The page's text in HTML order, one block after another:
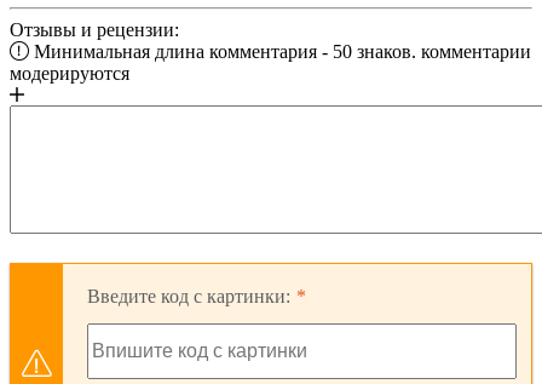
Отзывы и рецензии:
Минимальная длина комментария - 50 знаков. комментарии
модерируются
Введите код с картинки: